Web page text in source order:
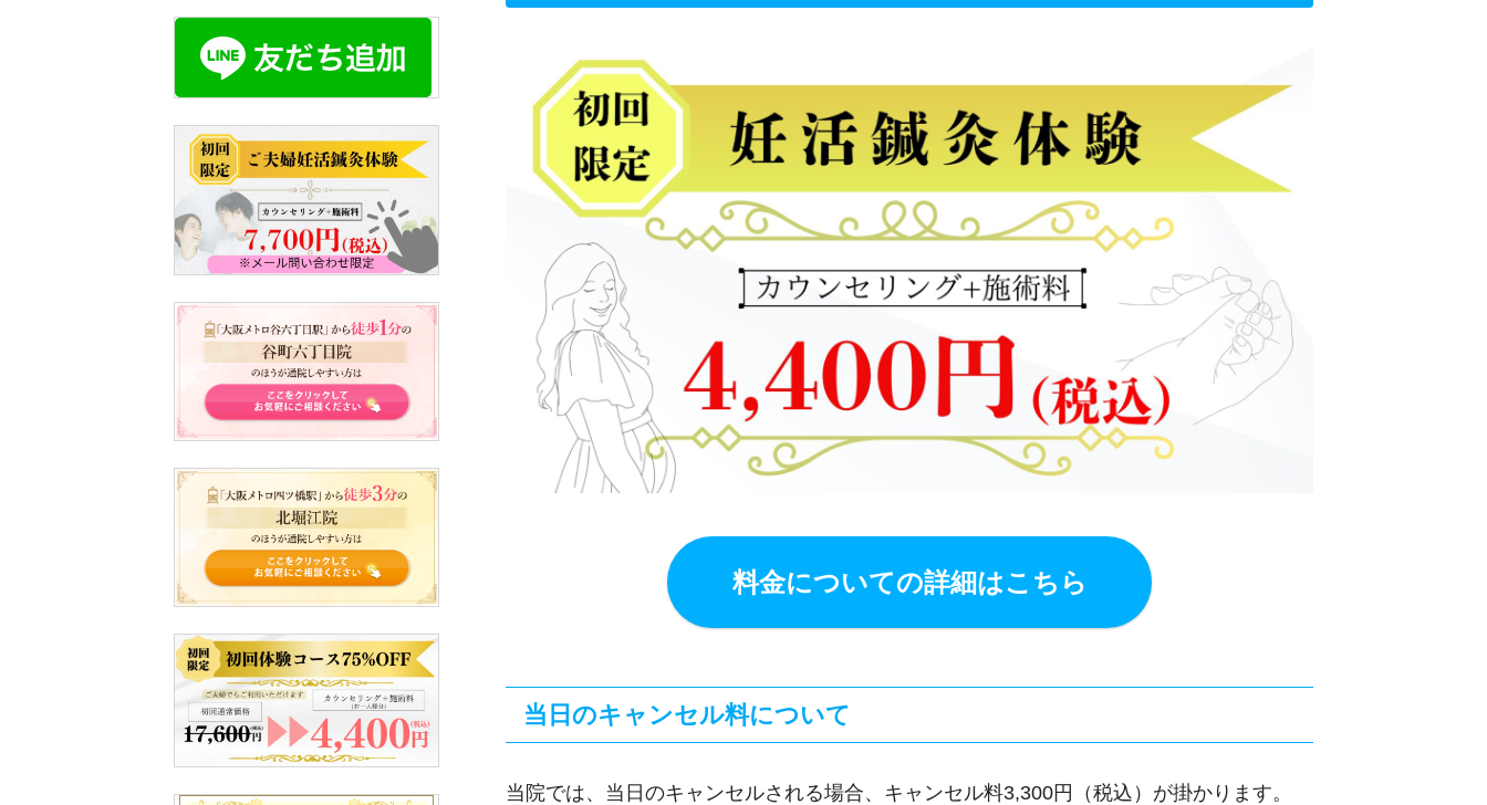
料金についての詳細はこちら
当日のキャンセル料について
当院では、当日のキャンセルされる場合、キャンセル料3,300円（税込）が掛かります。